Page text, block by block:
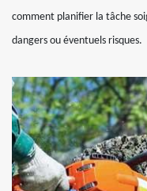
comment planifier la tâche
dangers ou éventuels risques.